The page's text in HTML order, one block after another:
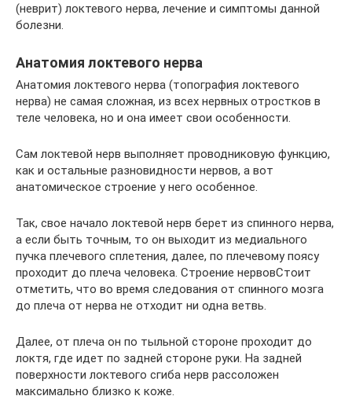
(неврит) локтевого нерва, лечение и симптомы данной
болезни.
Анатомия локтевого нерва
Анатомия локтевого нерва (топография локтевого
нерва) не самая сложная, из всех нервных отростков в
теле человека, но и она имеет свои особенности.
Сам локтевой нерв выполняет проводниковую функцию,
как и остальные разновидности нервов, а вот
анатомическое строение у него особенное.
Так, свое начало локтевой нерв берет из спинного нерва,
а если быть точным, то он выходит из медиального
пучка плечевого сплетения, далее, по плечевому поясу
проходит до плеча человека. Строение нервовСтоит
отметить, что во время следования от спинного мозга
до плеча от нерва не отходит ни одна ветвь.
Далее, от плеча он по тыльной стороне проходит до
локтя, где идет по задней стороне руки. На задней
поверхности локтевого сгиба нерв рассоложен
максимально близко к коже.